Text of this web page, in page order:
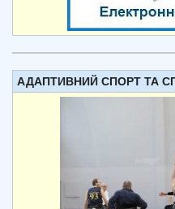
АДАПТИВНИЙ СПОРТ ТА